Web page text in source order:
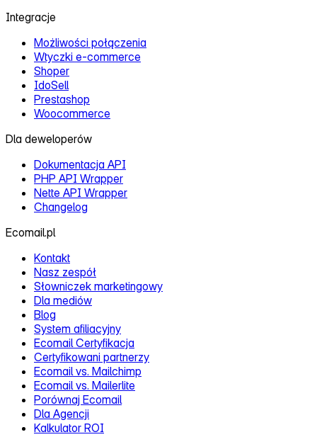
Integracje
Możliwości połączenia
Wtyczki e‑commerce
Shoper
IdoSell
Prestashop
Woocommerce
Dla deweloperów
Dokumentacja API
PHP API Wrapper
Nette API Wrapper
Changelog
Ecomail.pl
Kontakt
Nasz zespół
Słowniczek marketingowy
Dla mediów
Blog
System afiliacyjny
Ecomail Certyfikacja
Certyfikowani partnerzy
Ecomail vs. Mailchimp
Ecomail vs. Mailerlite
Porównaj Ecomail
Dla Agencji
Kalkulator ROI